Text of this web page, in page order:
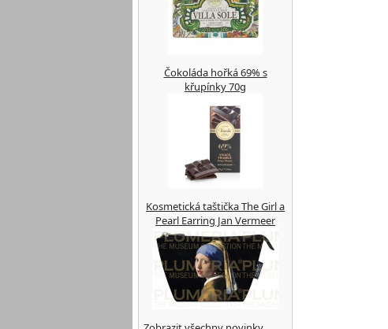
Čokoláda hořká 69% s
křupínky 70g
Kosmetická taštička The Girl a
Pearl Earring Jan Vermeer